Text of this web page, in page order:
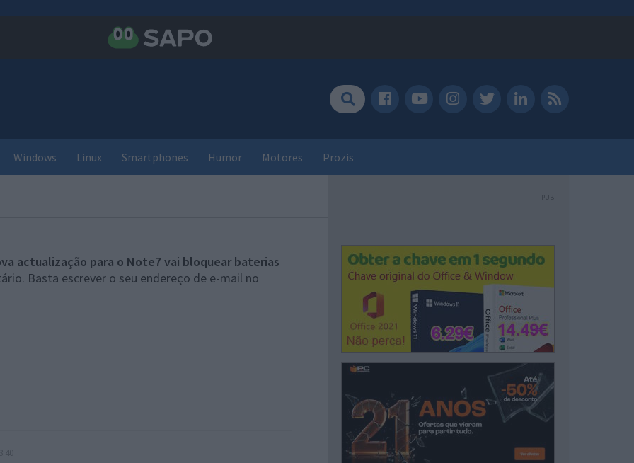
Windows Linux Smartphones Humor Motores Prozis
actualização para o Note7 vai bloquear baterias
Basta escrever o seu endereço de e-mail no
PUB